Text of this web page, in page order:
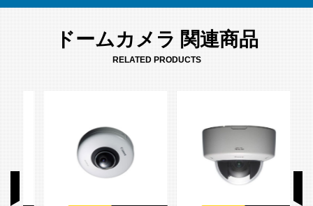
ドームカメラ 関連商品
RELATED PRODUCTS